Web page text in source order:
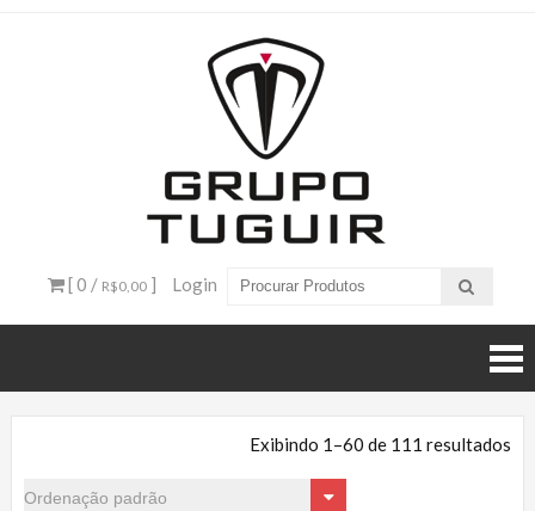
– Grupo
Tuguir
[ 0 / R$0,00 ] Login
Exibindo 1–60 de 111 resultados